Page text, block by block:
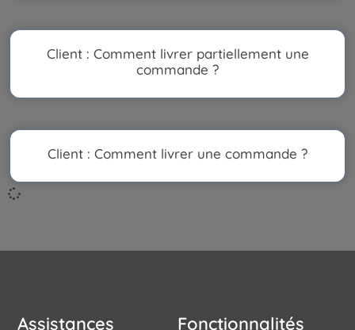
Client : Comment livrer partiellement une
commande ?
Client : Comment livrer une commande ?
Fonctionnalités
Assistances